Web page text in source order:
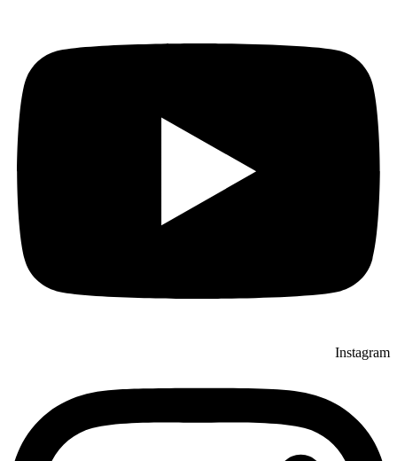
Instagram